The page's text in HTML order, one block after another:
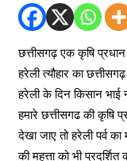
छत्तीसगढ़ एक कृषि प्रधान
हरेली त्यौहार का
हरेली के दिन किसान
हमारे छत्तीसगढ की कृषि
देखा जाए तो हरेली पर्व
की महत्ता को भी प्रदर्शित